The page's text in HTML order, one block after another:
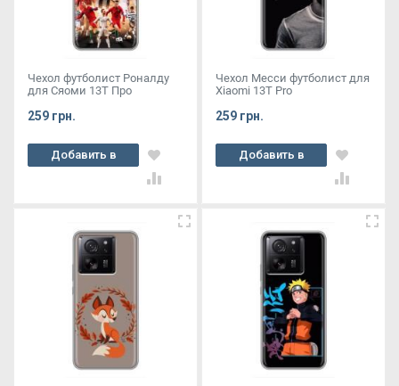
Чехол футболист Роналду
для Сяоми 13Т Про
259 грн.
Добавить в
корзину
Чехол Месси футболист для
Xiaomi 13T Pro
259 грн.
Добавить в
корзину